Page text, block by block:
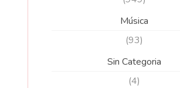
Música
(93)
Sin Categoria
(4)